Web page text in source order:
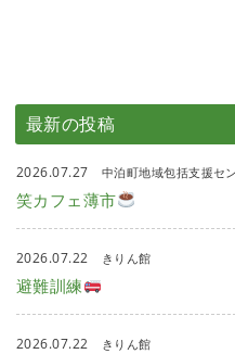
最新の投稿
2026.07.27 中泊町地域包括支援セ
笑カフェ薄市
2026.07.22 きりん館
避難訓練
2026.07.22 きりん館